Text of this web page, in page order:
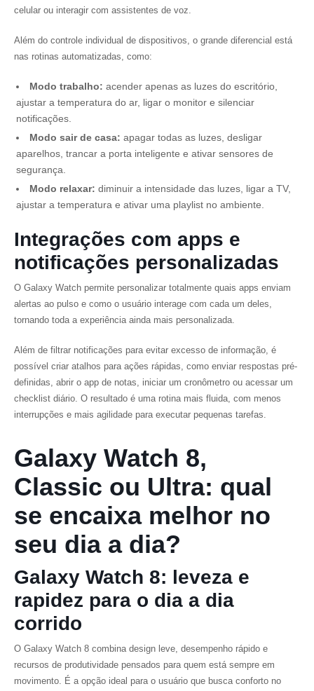
celular ou interagir com assistentes de voz.
Além do controle individual de dispositivos, o grande diferencial está
nas rotinas automatizadas, como:
Modo trabalho: acender apenas as luzes do escritório,
ajustar a temperatura do ar, ligar o monitor e silenciar
notificações.
Modo sair de casa: apagar todas as luzes, desligar
aparelhos, trancar a porta inteligente e ativar sensores de
segurança.
Modo relaxar: diminuir a intensidade das luzes, ligar a TV,
ajustar a temperatura e ativar uma playlist no ambiente.
Integrações com apps e
notificações personalizadas
O Galaxy Watch permite personalizar totalmente quais apps enviam
alertas ao pulso e como o usuário interage com cada um deles,
tornando toda a experiência ainda mais personalizada.
Além de filtrar notificações para evitar excesso de informação, é
possível criar atalhos para ações rápidas, como enviar respostas pré-
definidas, abrir o app de notas, iniciar um cronômetro ou acessar um
checklist diário. O resultado é uma rotina mais fluida, com menos
interrupções e mais agilidade para executar pequenas tarefas.
Galaxy Watch 8,
Classic ou Ultra: qual
se encaixa melhor no
seu dia a dia?
Galaxy Watch 8: leveza e
rapidez para o dia a dia
corrido
O Galaxy Watch 8 combina design leve, desempenho rápido e
recursos de produtividade pensados para quem está sempre em
movimento. É a opção ideal para o usuário que busca conforto no